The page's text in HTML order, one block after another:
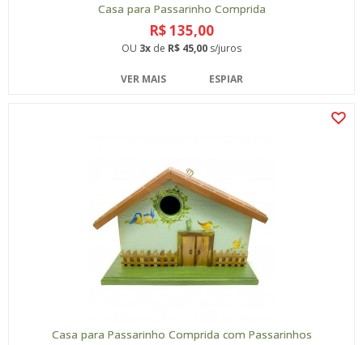
Casa para Passarinho Comprida
R$ 135,00
OU 3x de R$ 45,00 s/juros
VER MAIS ESPIAR
Casa para Passarinho Comprida com Passarinhos